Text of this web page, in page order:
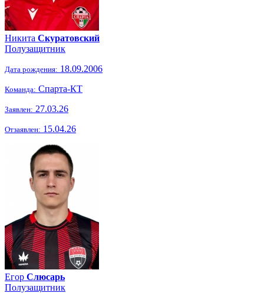
Никита Скуратовский
Полузащитник
Дата рождения: 18.09.2006
Команда: Спарта-КТ
Заявлен: 27.03.26
Отзаявлен: 15.04.26
Егор Слюсарь
Полузащитник